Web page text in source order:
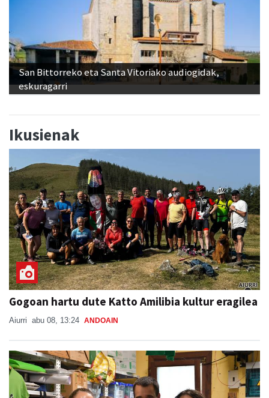
San Bittorreko eta Santa Vitoriako audiogidak,
eskuragarri
Ikusienak
Gogoan hartu dute Katto Amilibia kultur eragilea
Aiurri abu 08, 13:24 ANDOAIN